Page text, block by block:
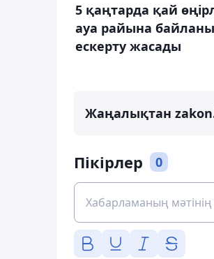
5 қаңтарда қай
ауа райына
ескерту жасады
Жаңалықтан
Пікірлер 0